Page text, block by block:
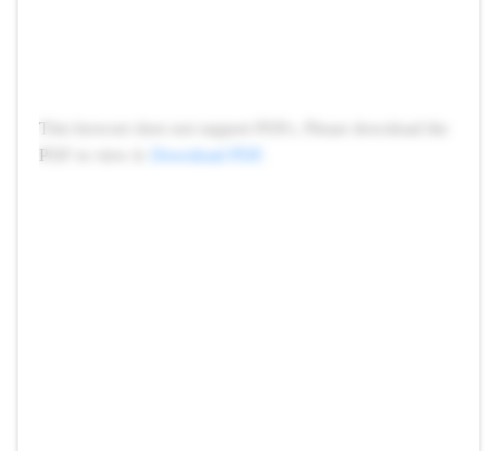
This browser does not support PDFs. Please download the
PDF to view it:
Download PDF